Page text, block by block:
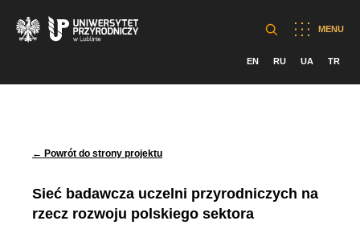
MENU
EN RU UA TR
← Powrót do strony projektu
Sieć badawcza uczelni przyrodniczych na
rzecz rozwoju polskiego sektora